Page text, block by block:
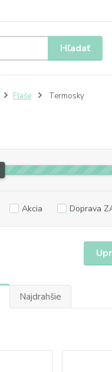
Hľadať
Fľaše Termosky
Akcia Doprava
Najdrahšie